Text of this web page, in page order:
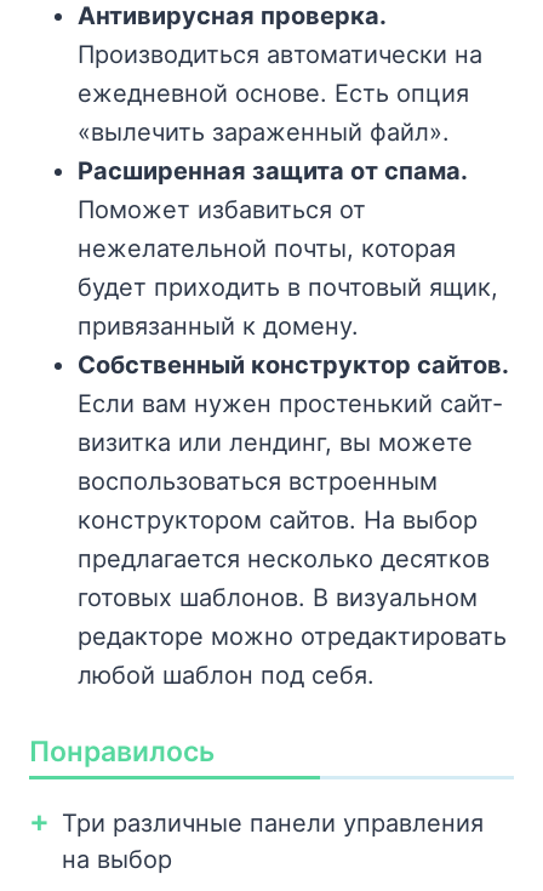
Антивирусная проверка.
Производиться автоматически на
ежедневной основе. Есть опция
«вылечить зараженный файл».
Расширенная защита от спама.
Поможет избавиться от
нежелательной почты, которая
будет приходить в почтовый ящик,
привязанный к домену.
Собственный конструктор сайтов.
Если вам нужен простенький сайт-
визитка или лендинг, вы можете
воспользоваться встроенным
конструктором сайтов. На выбор
предлагается несколько десятков
готовых шаблонов. В визуальном
редакторе можно отредактировать
любой шаблон под себя.
Понравилось
Три различные панели управления
на выбор